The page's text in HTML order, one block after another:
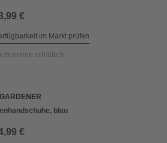
€
im Markt prüfen
online erhältlich
blau
€